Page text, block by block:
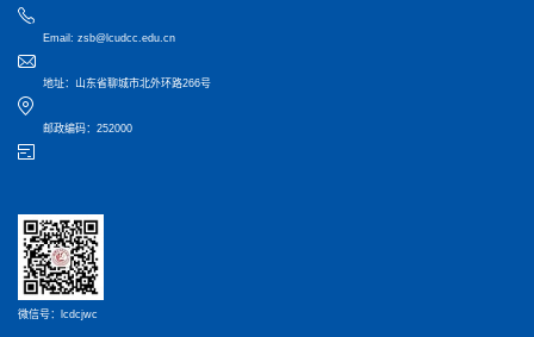
Email: zsb@lcudcc.edu.cn
地址：山东省聊城市北外环路266号
邮政编码：252000
微信号：lcdcjwc